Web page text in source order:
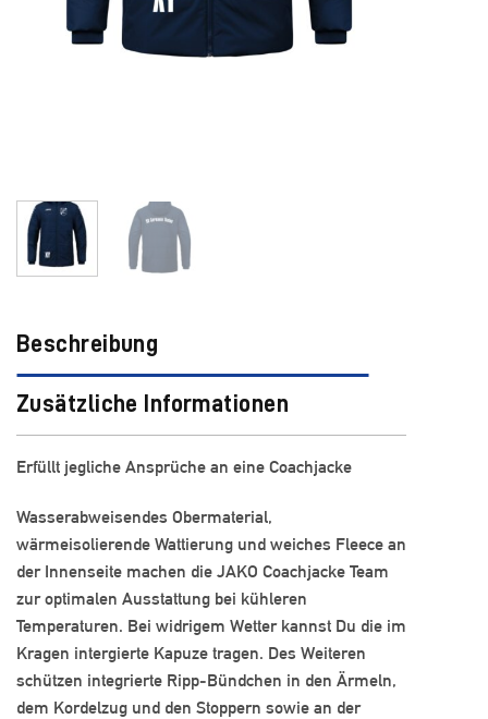
Beschreibung
Zusätzliche Informationen
Erfüllt jegliche Ansprüche an eine Coachjacke
Wasserabweisendes Obermaterial,
wärmeisolierende Wattierung und weiches Fleece an
der Innenseite machen die JAKO Coachjacke Team
zur optimalen Ausstattung bei kühleren
Temperaturen. Bei widrigem Wetter kannst Du die im
Kragen intergierte Kapuze tragen. Des Weiteren
schützen integrierte Ripp-Bündchen in den Ärmeln,
dem Kordelzug und den Stoppern sowie an der